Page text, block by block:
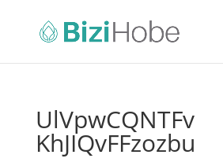
UlVpwCQNTFv
KhJIQvFFzozbu